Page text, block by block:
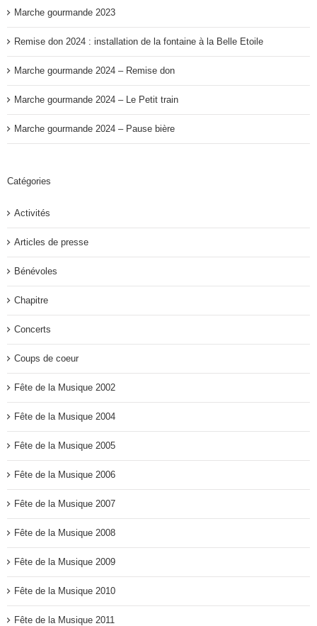
Marche gourmande 2023
Remise don 2024 : installation de la fontaine à la Belle Etoile
Marche gourmande 2024 – Remise don
Marche gourmande 2024 – Le Petit train
Marche gourmande 2024 – Pause bière
Catégories
Activités
Articles de presse
Bénévoles
Chapitre
Concerts
Coups de coeur
Fête de la Musique 2002
Fête de la Musique 2004
Fête de la Musique 2005
Fête de la Musique 2006
Fête de la Musique 2007
Fête de la Musique 2008
Fête de la Musique 2009
Fête de la Musique 2010
Fête de la Musique 2011